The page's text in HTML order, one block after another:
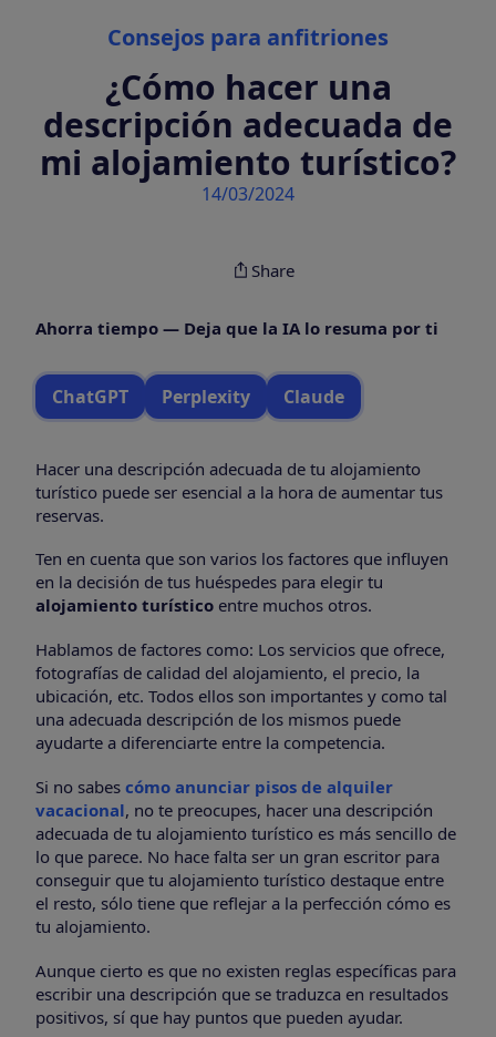
Consejos para anfitriones
¿Cómo hacer una
descripción adecuada de
mi alojamiento turístico?
14/03/2024
Share
Ahorra tiempo — Deja que la IA lo resuma por ti
ChatGPT Perplexity Claude
Hacer una descripción adecuada de tu alojamiento
turístico puede ser esencial a la hora de aumentar tus
reservas.
Ten en cuenta que son varios los factores que influyen
en la decisión de tus huéspedes para elegir tu
alojamiento turístico entre muchos otros.
Hablamos de factores como: Los servicios que ofrece,
fotografías de calidad del alojamiento, el precio, la
ubicación, etc. Todos ellos son importantes y como tal
una adecuada descripción de los mismos puede
ayudarte a diferenciarte entre la competencia.
Si no sabes cómo anunciar pisos de alquiler
vacacional, no te preocupes, hacer una descripción
adecuada de tu alojamiento turístico es más sencillo de
lo que parece. No hace falta ser un gran escritor para
conseguir que tu alojamiento turístico destaque entre
el resto, sólo tiene que reflejar a la perfección cómo es
tu alojamiento.
Aunque cierto es que no existen reglas específicas para
escribir una descripción que se traduzca en resultados
positivos, sí que hay puntos que pueden ayudar.